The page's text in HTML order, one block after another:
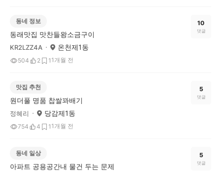
동네 정보
동래맛집 맛찬들왕소금구이
KR2LZZ4A 온천제1동
504 2 1 1개월 전
10
댓글
맛집 추천
원더풀 명품 찹쌀꽈배기
정혜리 당감제1동
754 4 1 1개월 전
5
댓글
동네 일상
아파트 공용공간내 물건 두는 문제
5
댓글